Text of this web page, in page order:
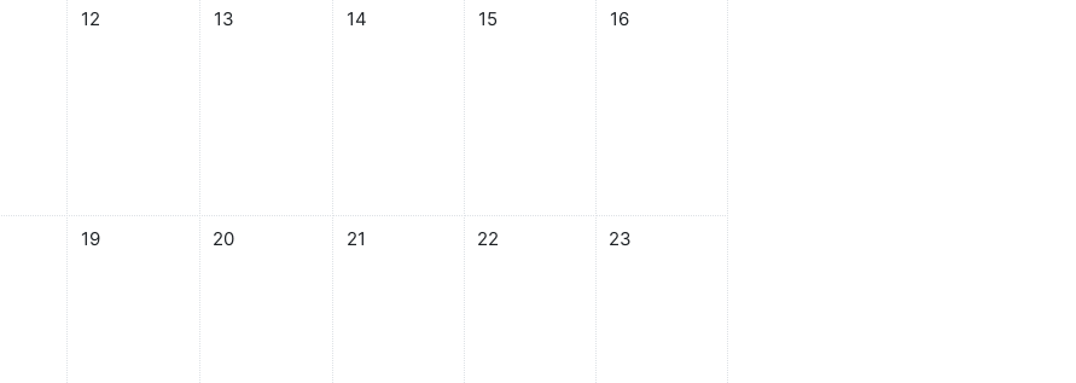
件
日 星期一，沒有事件08月 12日 星期二，沒有事件
12 08月 13日 星期三，沒有事件
13 08月 14日 星期四，沒有事件
14 08月 15日 星期五，沒有事件
15 08月 16日 星期六，沒有事件
16
件
日 星期一，沒有事件08月 19日 星期二，沒有事件
19 08月 20日 星期三，沒有事件
20 08月 21日 星期四，沒有事件
21 08月 22日 星期五，沒有事件
22 08月 23日 星期六，沒有事件
23